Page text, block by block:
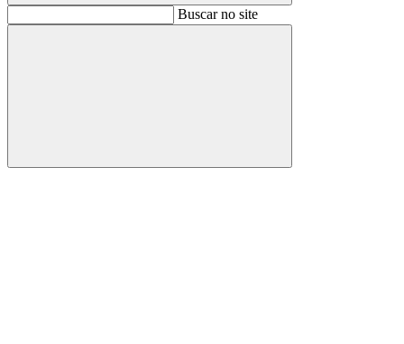
BuscarBuscar no site
Buscar